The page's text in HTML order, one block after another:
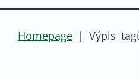
Homepage | Výpis